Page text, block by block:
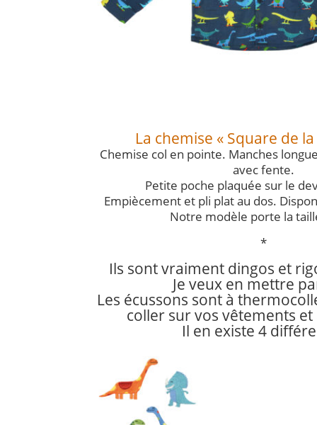
La chemise « Square de
Chemise col en pointe. Manches
avec fente.
Petite poche plaquée sur le
Empiècement et pli plat au dos.
Notre modèle porte la
*
Ils sont vraiment dingos et
Je veux en mettre
Les écussons sont à
coller sur vos vêtements et
Il en existe 4